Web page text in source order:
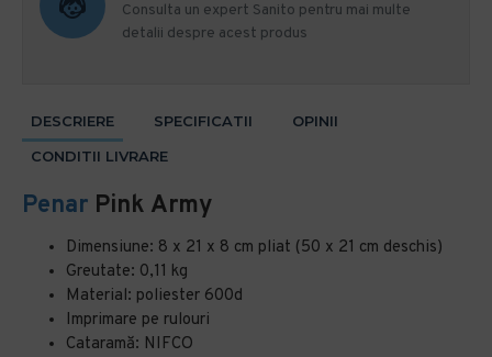
Consulta un expert Sanito pentru mai multe
detalii despre acest produs
DESCRIERE SPECIFICATII
OPINII
CONDITII LIVRARE
Penar Pink Army
Dimensiune: 8 x 21 x 8 cm pliat (50 x 21 cm deschis)
Greutate: 0,11 kg
Material: poliester 600d
Imprimare pe rulouri
Cataramă: NIFCO